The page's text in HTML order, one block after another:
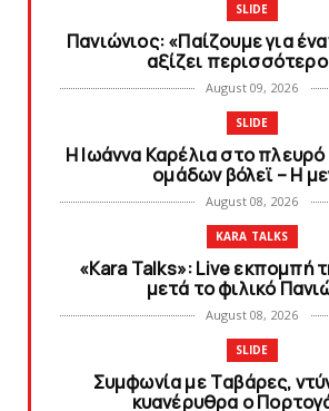
SLIDE
Πανιώνιoς: «Παίζουμε για
αξίζει
August 09, 2026
SLIDE
Η Ιωάννα Καρέλια στο
ομάδων βόλεϊ – H
August 08, 2026
KARA TALKS
«Kara Talks»: Live εκπομπή
μετά το φιλικό
August 08, 2026
SLIDE
Συμφωνία με Tαβάρες,
κυανέρυθρα ο